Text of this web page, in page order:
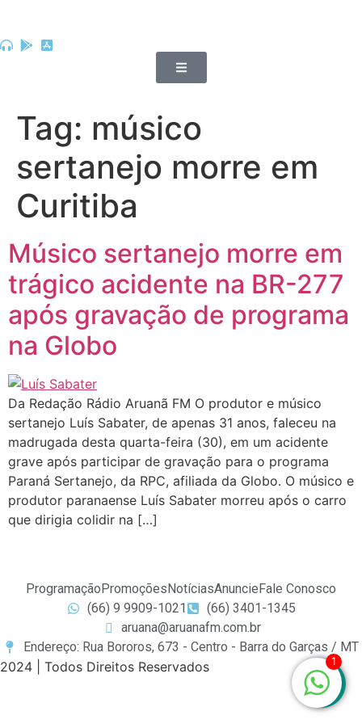
Tag: músico
sertanejo morre em
Curitiba
Músico sertanejo morre em
trágico acidente na BR-277
após gravação de programa
na Globo
Da Redação Rádio Aruanã FM O produtor e músico
sertanejo Luís Sabater, de apenas 31 anos, faleceu na
madrugada desta quarta-feira (30), em um acidente
grave após participar de gravação para o programa
Paraná Sertanejo, da RPC, afiliada da Globo. O músico e
produtor paranaense Luís Sabater morreu após o carro
que dirigia colidir na […]
Programação Promoções NotíciasAnuncie Fale Conosco
(66) 9 9909-1021
(66) 3401-1345
aruana@aruanafm.com.br
Endereço: Rua Bororos, 673 - Centro - Barra do Garças / MT
2024 | Todos Direitos Reservados 1
starzbet